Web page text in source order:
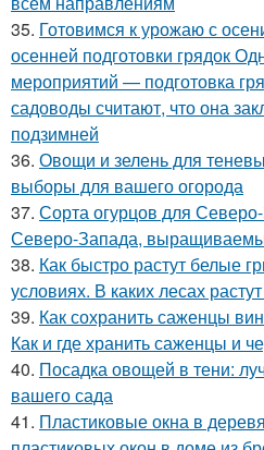
35. Готовимся к урожаю с
осенней подготовки грядок
мероприятий — подготовка
садоводы считают, что она
подзимней
36. Овощи и зелень для
выборы для вашего огорода
37. Сорта огурцов для
Северо-Запада,
38. Как быстро растут белые
условиях. В каких лесах
39. Как сохранить саженцы
Как и где хранить саженцы и
40. Посадка овощей в тени:
вашего сада
41. Пластиковые окна в